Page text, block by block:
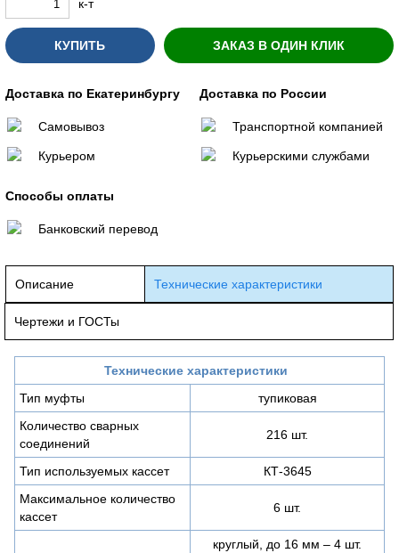
к-т
КУПИТЬ ЗАКАЗ В ОДИН КЛИК
Доставка по Екатеринбургу
Самовывоз
Курьером
Доставка по России
Транспортной компанией
Курьерскими службами
Способы оплаты
Банковский перевод
Описание Технические характеристики
Чертежи и ГОСТы
Технические характеристики
Тип муфты
тупиковая
Количество сварных
соединений
216 шт.
Тип используемых кассет
КТ-3645
Максимальное количество
кассет
6 шт.
круглый, до 16 мм – 4 шт.